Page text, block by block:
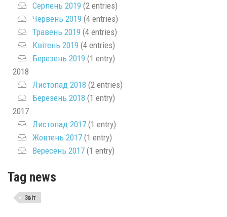
Серпень 2019 (2 entries)
Червень 2019 (4 entries)
Травень 2019 (4 entries)
Квітень 2019 (4 entries)
Березень 2019 (1 entry)
2018
Листопад 2018 (2 entries)
Березень 2018 (1 entry)
2017
Листопад 2017 (1 entry)
Жовтень 2017 (1 entry)
Вересень 2017 (1 entry)
Tag news
Звіт